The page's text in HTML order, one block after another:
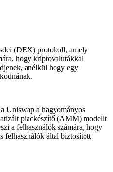
(DEX) protokoll, amely
hogy kriptovalutákkal
anélkül hogy egy
Uniswap a hagyományos
piackészítő (AMM) modellt
a felhasználók számára, hogy
felhasználók által biztosított